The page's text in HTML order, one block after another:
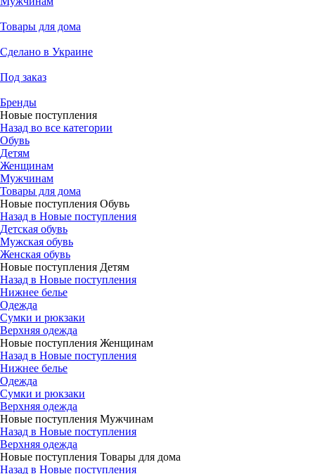
Товары для дома
Сделано в Украине
Под заказ
Бренды
Новые поступления
Назад во все категории
Обувь
Детям
Женщинам
Мужчинам
Товары для дома
Новые поступления Обувь
Назад в Новые поступления
Детская обувь
Мужская обувь
Женская обувь
Новые поступления Детям
Назад в Новые поступления
Нижнее белье
Одежда
Сумки и рюкзаки
Верхняя одежда
Новые поступления Женщинам
Назад в Новые поступления
Нижнее белье
Одежда
Сумки и рюкзаки
Верхняя одежда
Новые поступления Мужчинам
Назад в Новые поступления
Верхняя одежда
Новые поступления Товары для дома
Назад в Новые поступления